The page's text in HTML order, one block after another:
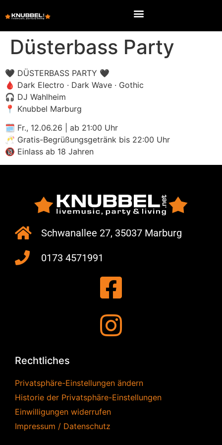
Düsterbass Party
🖤 DÜSTERBASS PARTY 🖤
🩸 Dark Electro · Dark Wave · Gothic
🎧 DJ Wahlheim
📍 Knubbel Marburg
🗓 Fr., 12.06.26 | ab 21:00 Uhr
🥂 Gratis-Begrüßungsgetränk bis 22:00 Uhr
🔞 Einlass ab 18 Jahren
Schwanallee 27, 35037 Marburg
0173 4571991
Rechtliches
Privatsphäre-Einstellungen ändern
Historie der Privatsphäre-Einstellungen
Einwilligungen widerrufen
Impressum / Datenschutz